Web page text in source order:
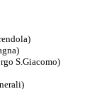
S.Giacomo)